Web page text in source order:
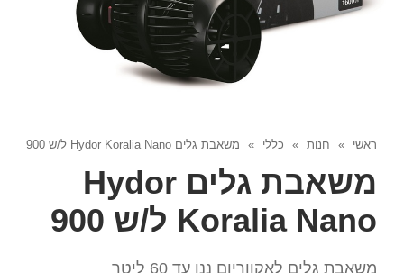
ראשי » חנות » כללי » משאבת גלים Hydor Koralia Nano ל/ש 900
משאבת גלים Hydor
Koralia Nano ל/ש 900
משאבת גלים לאקווריום ננו עד 60 ליטר